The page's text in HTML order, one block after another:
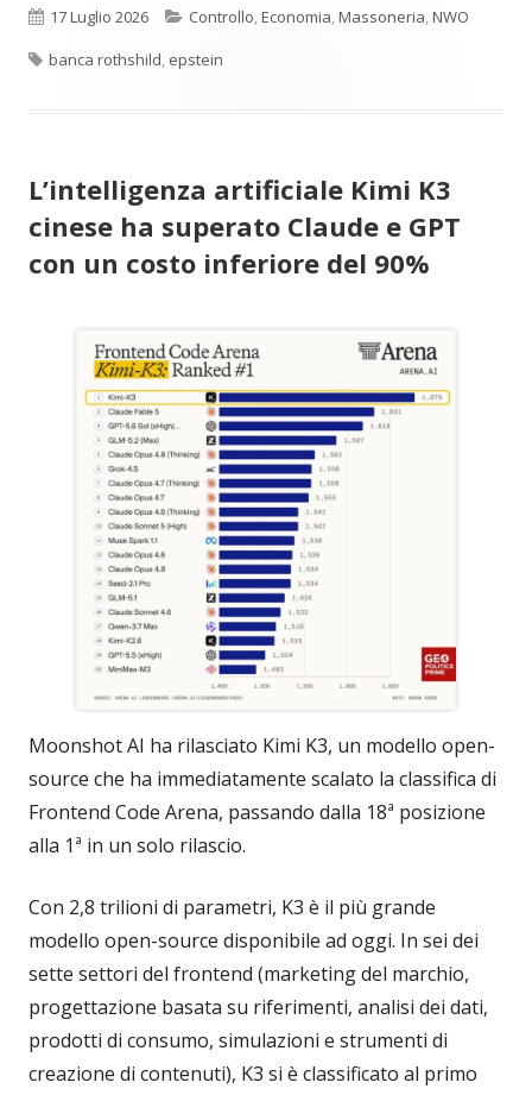
Pubblicato
17 Luglio 2026 Categorie
Controllo,Economia,Massoneria,NWO
Tag
banca rothshild, epstein
L’intelligenza artificiale Kimi K3
cinese ha superato Claude e GPT
con un costo inferiore del 90%
Moonshot AI ha rilasciato Kimi K3, un modello open-
source che ha immediatamente scalato la classifica di
Frontend Code Arena, passando dalla 18ª posizione
alla 1ª in un solo rilascio.
Con 2,8 trilioni di parametri, K3 è il più grande
modello open-source disponibile ad oggi. In sei dei
sette settori del frontend (marketing del marchio,
progettazione basata su riferimenti, analisi dei dati,
prodotti di consumo, simulazioni e strumenti di
creazione di contenuti), K3 si è classificato al primo